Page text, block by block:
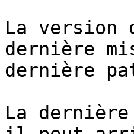
La version
dernière
dernière
La